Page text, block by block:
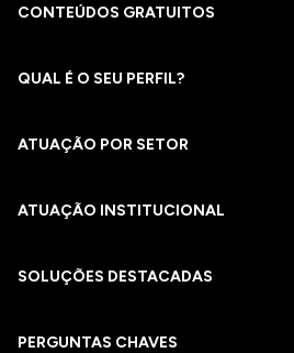
CONTEÚDOS GRATUITOS
QUAL É O SEU PERFIL?
ATUAÇÃO POR SETOR
ATUAÇÃO INSTITUCIONAL
SOLUÇÕES DESTACADAS
PERGUNTAS CHAVES​